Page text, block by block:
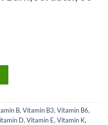
B,Vitamin B3,Vitamin B6,
D,Vitamin E,Vitamin K,